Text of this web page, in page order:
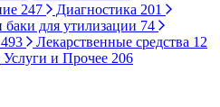
247 Диагностика 201
для утилизации 74
493 Лекарственные средства 12
Услуги и Прочее 206